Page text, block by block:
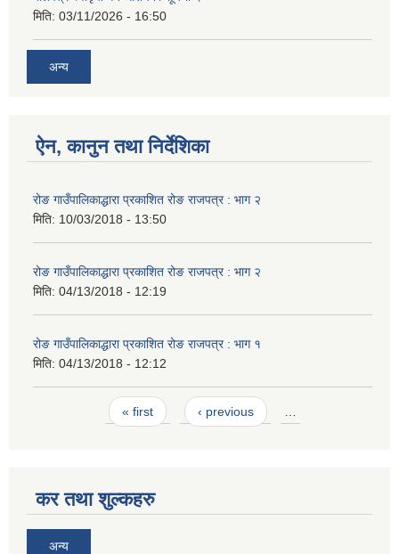
मिति: 03/11/2026 - 16:50
अन्य
ऐन, कानुन तथा निर्देशिका
रोङ गाउँपालिकाद्धारा प्रकाशित रोङ राजपत्र : भाग २
मिति: 10/03/2018 - 13:50
रोङ गाउँपालिकाद्धारा प्रकाशित रोङ राजपत्र : भाग २
मिति: 04/13/2018 - 12:19
रोङ गाउँपालिकाद्धारा प्रकाशित रोङ राजपत्र : भाग १
मिति: 04/13/2018 - 12:12
« first ‹ previous …
कर तथा शुल्कहरु
अन्य